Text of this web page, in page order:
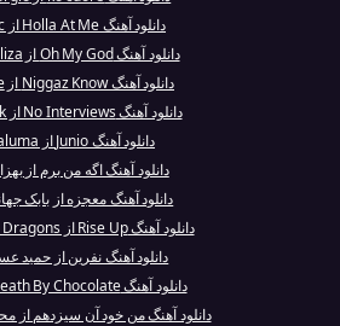
دانلود آهنگ Holla At Me از 2Pac
دانلود آهنگ Oh My God از Sevdaliza
دانلود آهنگ Niggaz Know از J. Cole
دانلود آهنگ No Interviews از Lil Durk
دانلود آهنگ Junio از Maluma
دانلود آهنگ اگه من برم از
دانلود آهنگ معجزه از بابک
دانلود آهنگ Rise Up از Imagine Dragons
دانلود آهنگ نفرین از حمید
دانلود آهنگ Death By Chocolate از Sia
دانلود آهنگ من خود آن سیزدهم